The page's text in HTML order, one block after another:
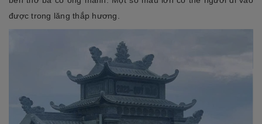
được trong lăng thắp hương.